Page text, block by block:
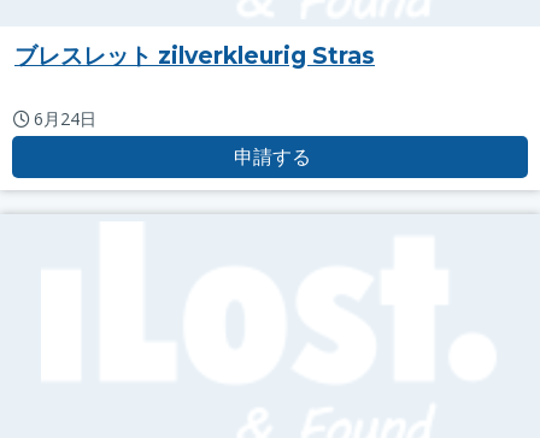
ブレスレット zilverkleurig Stras
6月24日
申請する